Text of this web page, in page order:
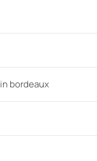
bordeaux